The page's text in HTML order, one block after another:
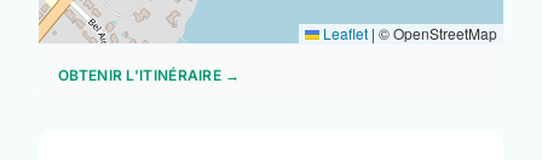
Leaflet | © OpenStreetMap
OBTENIR L'ITINÉRAIRE →